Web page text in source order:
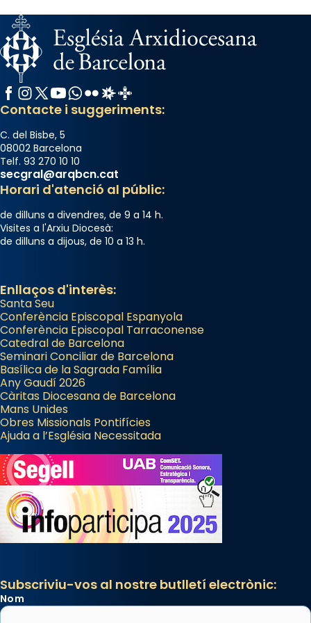
Facebook
Instagram
X / Twitter
YouTube
WhatsApp
FlickrRadio Estel
Catalunya Cristiana
Contacte i suggeriments:
C. del Bisbe, 5
08002 Barcelona
Telf. 93 270 10 10
secgral@arqbcn.cat
Horari d'atenció al públic:
de dilluns a divendres, de 9 a 14 h.
Visites a l'Arxiu Diocesà:
de dilluns a dijous, de 10 a 13 h.
Enllaços d'interès:
Santa Seu
Conferència Episcopal Espanyola
Conferència Episcopal Tarraconense
Catedral de Barcelona
Seminari Conciliar de Barcelona
Basílica de la Sagrada Família
Any Gaudí 2026
Càritas Diocesana de Barcelona
Mans Unides
Obres Missionals Pontifícies
Ajuda a l’Església Necessitada
Subscriviu-vos al nostre butlletí electrònic:
Nom